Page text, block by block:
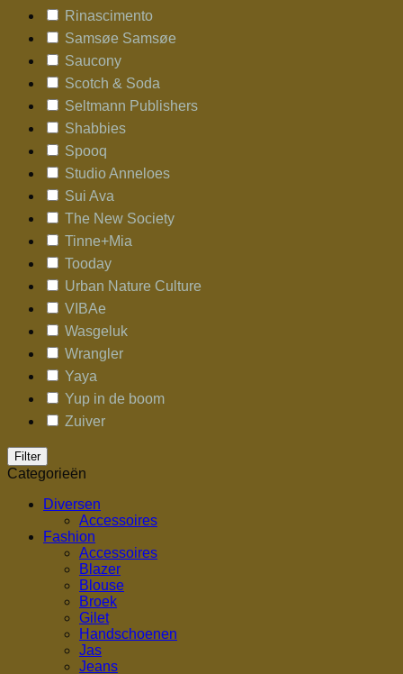
Rinascimento
Samsøe Samsøe
Saucony
Scotch & Soda
Seltmann Publishers
Shabbies
Spooq
Studio Anneloes
Sui Ava
The New Society
Tinne+Mia
Tooday
Urban Nature Culture
VIBAe
Wasgeluk
Wrangler
Yaya
Yup in de boom
Zuiver
Filter
Categorieën
Diversen
Accessoires
Fashion
Accessoires
Blazer
Blouse
Broek
Gilet
Handschoenen
Jas
Jeans